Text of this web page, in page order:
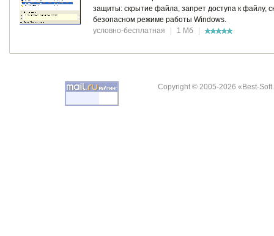
защиты: скрытие файла, запрет доступа к файлу,
безопасном режиме работы Windows.
условно-бесплатная
| 1 Мб |
Copyright © 2005-2026 «Best-